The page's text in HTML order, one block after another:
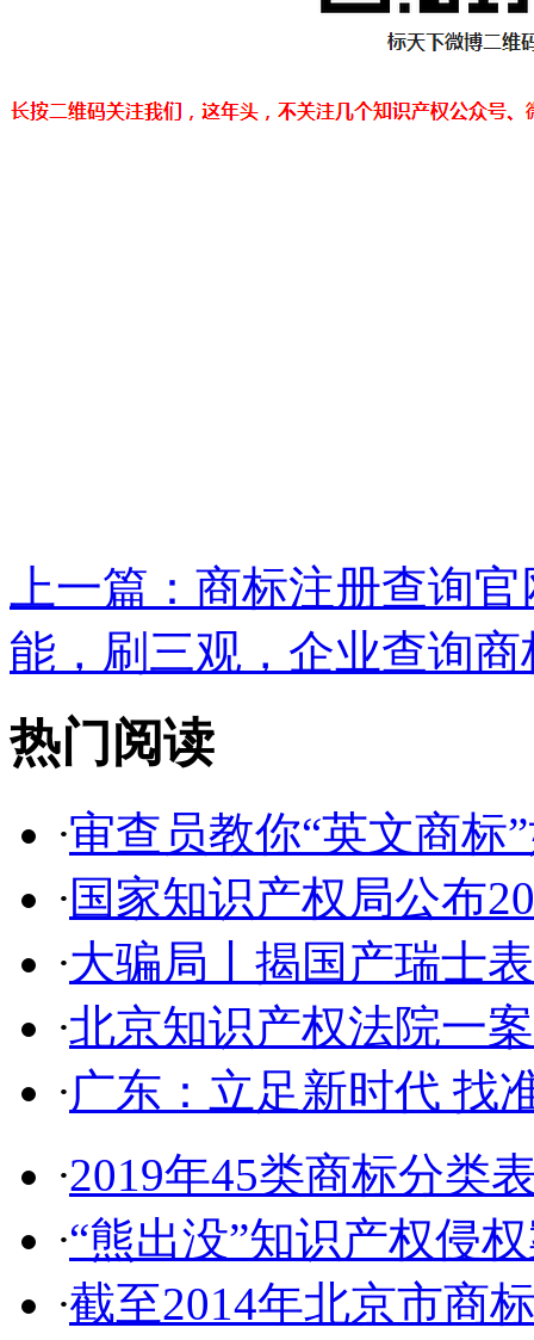
上一篇： 商标注册查询
能，刷三观，企业查询商
热门阅读
·审查员教你“英文商标
·国家知识产权局公布
·大骗局丨揭国产瑞士
·北京知识产权法院一
·广东：立足新时代 找
·2019年45类商标分类
·“熊出没”知识产权侵
·截至2014年北京市商